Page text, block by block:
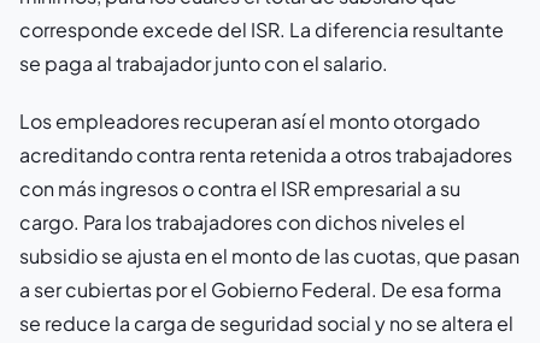
corresponde excede del ISR. La diferencia resultante
se paga al trabajador junto con el salario.
Los empleadores recuperan así el monto otorgado
acreditando contra renta retenida a otros trabajadores
con más ingresos o contra el ISR empresarial a su
cargo. Para los trabajadores con dichos niveles el
subsidio se ajusta en el monto de las cuotas, que pasan
a ser cubiertas por el Gobierno Federal. De esa forma
se reduce la carga de seguridad social y no se altera el